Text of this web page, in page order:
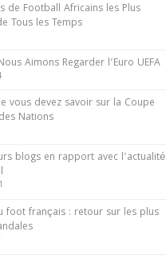
de la Ligue 1
de Football Africains les Plus
Tous les Temps
Aimons Regarder l’Euro UEFA
vous devez savoir sur la Coupe
Nations
blogs en rapport avec l’actualité
foot français : retour sur les plus